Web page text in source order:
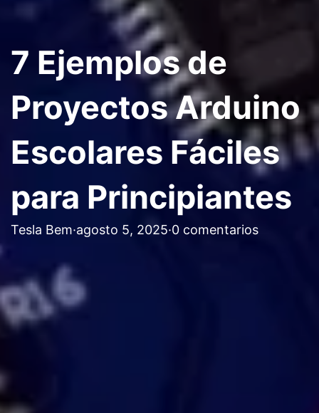
7 Ejemplos de
Proyectos Arduino
Escolares Fáciles
para Principiantes
Tesla Bem·agosto 5, 2025·0 comentarios